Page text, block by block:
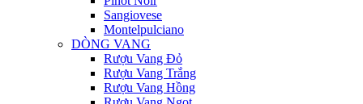
Sangiovese
Montelpulciano
DÒNG VANG
Rượu Vang Đỏ
Rượu Vang Trắng
Rượu Vang Hồng